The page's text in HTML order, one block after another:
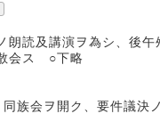
朗読及講演ヲ為シ、後
会ス ○下略
族会ヲ開ク、要件議決